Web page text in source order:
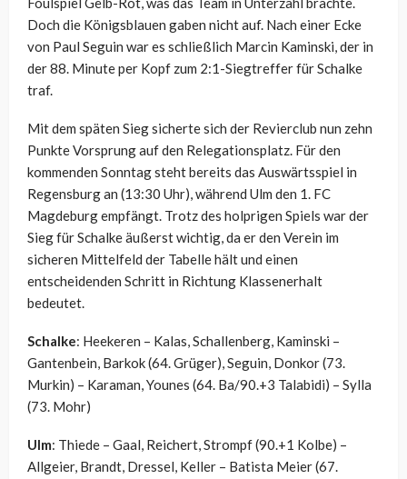
Doch die Königsblauen gaben nicht auf. Nach einer Ecke
von Paul Seguin war es schließlich Marcin Kaminski, der in
der 88. Minute per Kopf zum 2:1-Siegtreffer für Schalke
traf.
Mit dem späten Sieg sicherte sich der Revierclub nun zehn
Punkte Vorsprung auf den Relegationsplatz. Für den
kommenden Sonntag steht bereits das Auswärtsspiel in
Regensburg an (13:30 Uhr), während Ulm den 1. FC
Magdeburg empfängt. Trotz des holprigen Spiels war der
Sieg für Schalke äußerst wichtig, da er den Verein im
sicheren Mittelfeld der Tabelle hält und einen
entscheidenden Schritt in Richtung Klassenerhalt
bedeutet.
Schalke: Heekeren – Kalas, Schallenberg, Kaminski –
Gantenbein, Barkok (64. Grüger), Seguin, Donkor (73.
Murkin) – Karaman, Younes (64. Ba/90.+3 Talabidi) – Sylla
(73. Mohr)
Ulm: Thiede – Gaal, Reichert, Strompf (90.+1 Kolbe) –
Allgeier, Brandt, Dressel, Keller – Batista Meier (67.